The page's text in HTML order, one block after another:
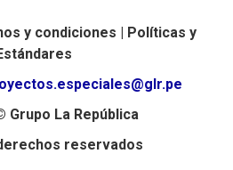
y condiciones | Políticas y
Grupo La República
reservados